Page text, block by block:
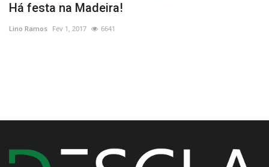
Há festa na Madeira!
Lino Ramos Fev 1, 2017 6641